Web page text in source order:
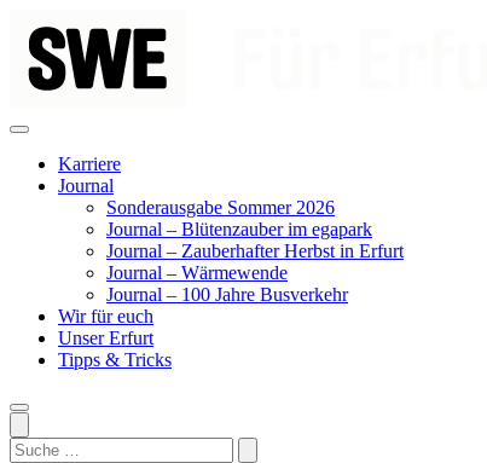
Inhalt
springen
Karriere
Journal
Sonderausgabe Sommer 2026
Journal – Blütenzauber im egapark
Journal – Zauberhafter Herbst in Erfurt
Journal – Wärmewende
Journal – 100 Jahre Busverkehr
Wir für euch
Unser Erfurt
Tipps & Tricks
Search